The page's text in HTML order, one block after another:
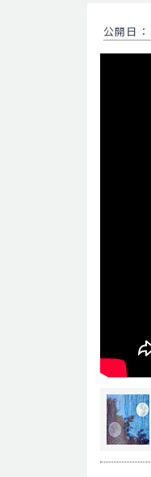
公開日 ：